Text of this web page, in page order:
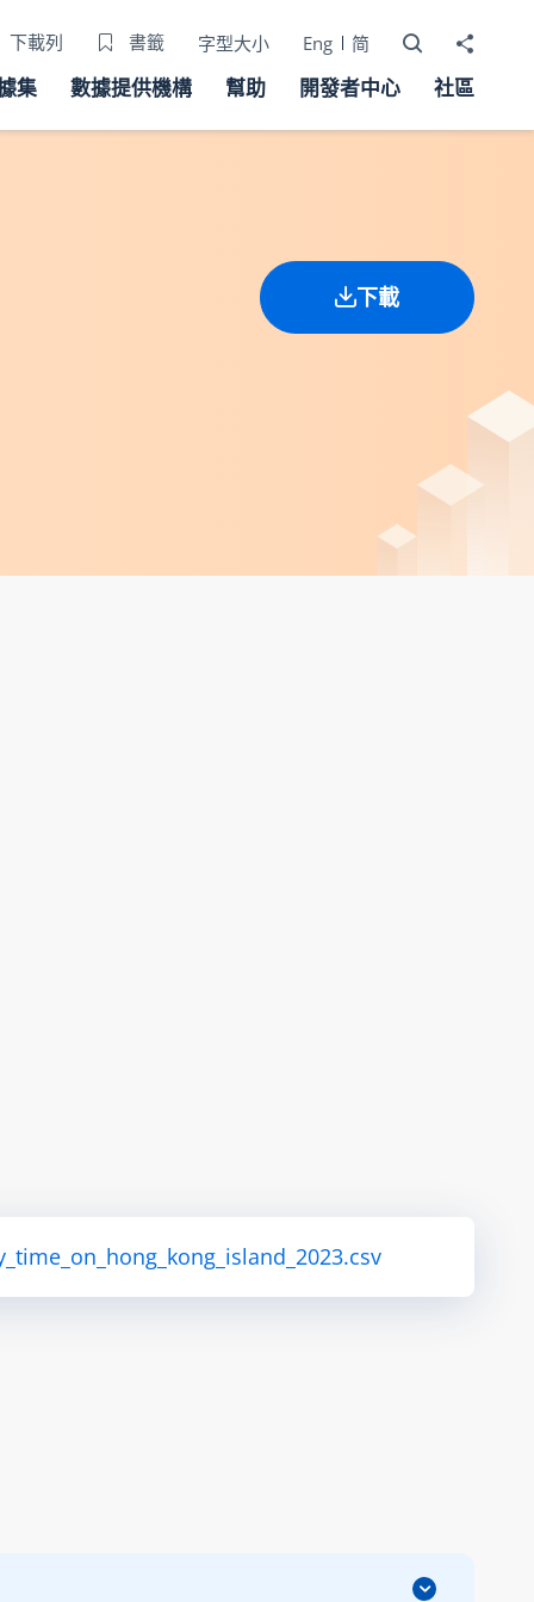
下載列 書籤 字型大小 Eng 简 打開搜尋器
分享至
集 數據提供機構 幫助 開發者中心 社區
下載